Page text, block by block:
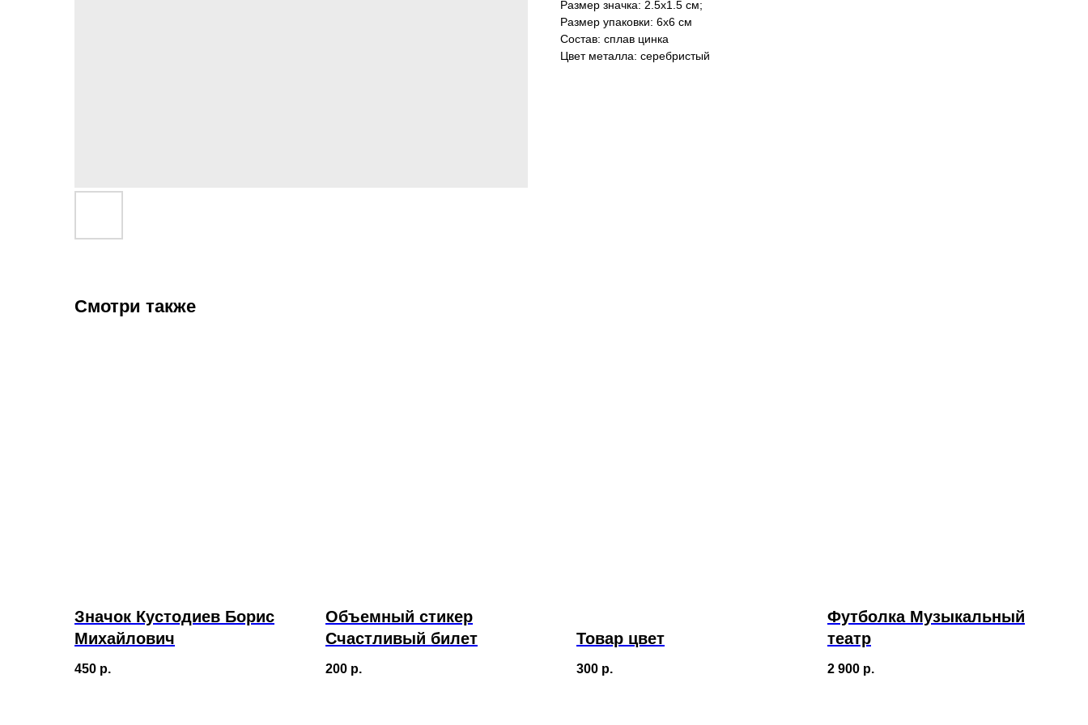
Размер значка: 2.5х1.5 см;
Размер упакoвки: 6х6 cм
Состав: сплав цинка
Цвет металла: серебристый
Смотри также
Значок Кустодиев Борис
Михайлович
450 р.
Объемный стикер
Счастливый билет
200 р.
Товар цвет
300 р.
Футболка Музыкальный
театр
2 900 р.